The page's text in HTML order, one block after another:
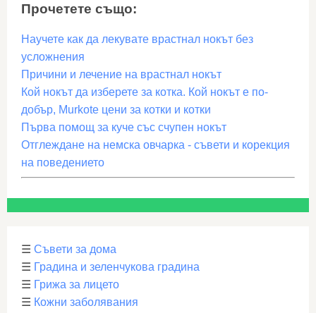
Прочетете също:
Научете как да лекувате врастнал нокът без
усложнения
Причини и лечение на врастнал нокът
Кой нокът да изберете за котка. Кой нокът е по-
добър, Murkote цени за котки и котки
Първа помощ за куче със счупен нокът
Отглеждане на немска овчарка - съвети и корекция
на поведението
☰ Съвети за дома
☰ Градина и зеленчукова градина
☰ Грижа за лицето
☰ Кожни заболявания